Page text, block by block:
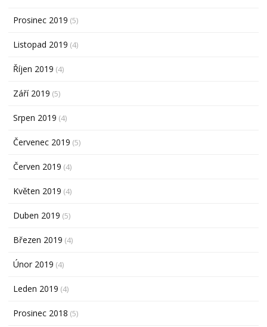
Prosinec 2019 (5)
Listopad 2019 (4)
Říjen 2019 (4)
Září 2019 (5)
Srpen 2019 (4)
Červenec 2019 (5)
Červen 2019 (4)
Květen 2019 (4)
Duben 2019 (5)
Březen 2019 (4)
Únor 2019 (4)
Leden 2019 (4)
Prosinec 2018 (5)